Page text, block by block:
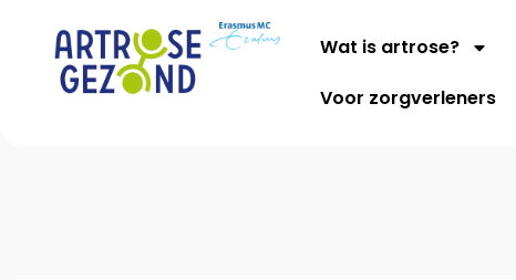
Wat is artrose?
Voor zorgverleners